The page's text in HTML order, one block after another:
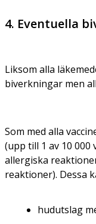
4. Eventuella
Liksom alla
biverkningar men
Som med alla
(upp till 1 av 10 000
allergiska
reaktioner). Dessa
hudutslag